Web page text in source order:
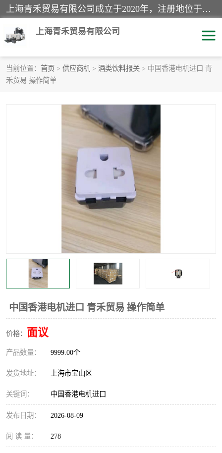
上海青禾贸易有限公司成立于2020年，注册地位于上海市宝山区。经营范围包括：机械设备、五金制品、劳防用品、电子产品、塑胶制品、家具、模具、纺织品、仪器仪表、建筑材料、装饰材料、化工产品、金属制品、机车配件等货物进出口报关、清关服务。
上海青禾贸易有限公司
当前位置： 首页 > 供应商机 > 酒类饮料报关 > 中国香港电机进口 青
禾贸易 操作简单
中国香港电机进口 青禾贸易 操作简单
价格： 面议
产品数量： 9999.00个
发货地址： 上海市宝山区
关键词： 中国香港电机进口
发布日期： 2026-08-09
阅 读 量： 278
酒类饮料报关
服装进口清关
进口杂货清关
机床进口清关